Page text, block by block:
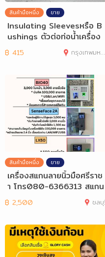
สินค้ามือหนึ่ง ขาย
Insulating Sleevesหรือ B
ushings ตัวต่อท่อน้ำเครื่อง
ทำน้ำร้อน
฿ 415 กรุงเทพมหานคร
สินค้ามือหนึ่ง ขาย
เครื่องสแกนลายนิ้วมือศรีราช
า โทร080-6366313 สแกน
นิ้วศรีราชา
฿ 2,500 ชลบุ